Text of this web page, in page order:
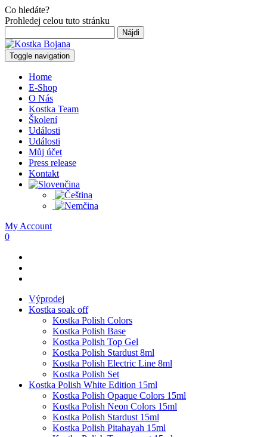
Co hledáte?
Prohledej celou tuto stránku
Toggle navigation
Home
E-Shop
O Nás
Kostka Team
Školení
Události
Události
Můj účet
Press release
Kontakt
My Account
0
Výprodej
Kostka soak off
Kostka Polish Colors
Kostka Polish Base
Kostka Polish Top Gel
Kostka Polish Stardust 8ml
Kostka Polish Electric Line 8ml
Kostka Polish Set
Kostka Polish White Edition 15ml
Kostka Polish Opaque Colors 15ml
Kostka Polish Neon Colors 15ml
Kostka Polish Stardust 15ml
Kostka Polish Pitahayah 15ml